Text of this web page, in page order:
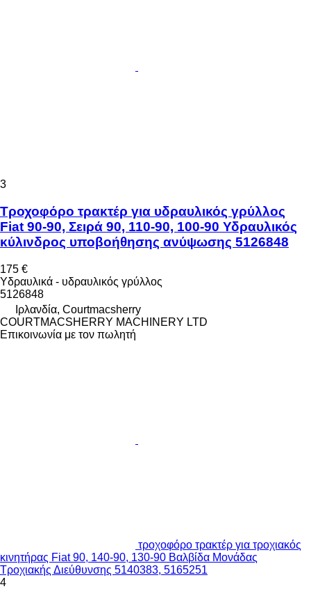
3
Τροχοφόρο τρακτέρ για υδραυλικός γρύλλος
Fiat 90-90, Σειρά 90, 110-90, 100-90 Υδραυλικός
κύλινδρος υποβοήθησης ανύψωσης 5126848
175 €
Υδραυλικά - υδραυλικός γρύλλος
5126848
Ιρλανδία, Courtmacsherry
COURTMACSHERRY MACHINERY LTD
Επικοινωνία με τον πωλητή
τροχοφόρο τρακτέρ για τροχιακός
κινητήρας Fiat 90, 140-90, 130-90 Βαλβίδα Μονάδας
Τροχιακής Διεύθυνσης 5140383, 5165251
4